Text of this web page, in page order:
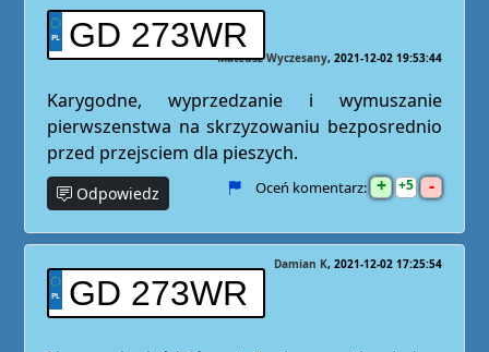
GD 273WR
Mateusz Wyczesany 2021-12-02 19:53:44
Karygodne, wyprzedzanie i wymuszanie
pierwszenstwa na skrzyzowaniu bezposrednio
przed przejsciem dla pieszych.
Odpowiedz Oceń komentarz: + 5 -
GD 273WR
Damian K 2021-12-02 17:25:54